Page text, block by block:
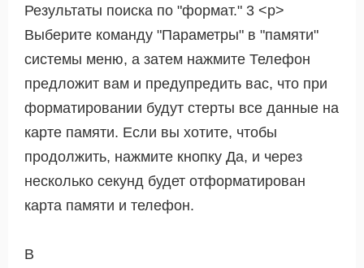
Результаты поиска по "формат." 3 <р>
Выберите команду "Параметры" в "памяти"
системы меню, а затем нажмите Телефон
предложит вам и предупредить вас, что при
форматировании будут стерты все данные на
карте памяти. Если вы хотите, чтобы
продолжить, нажмите кнопку Да, и через
несколько секунд будет отформатирован
карта памяти и телефон.
В